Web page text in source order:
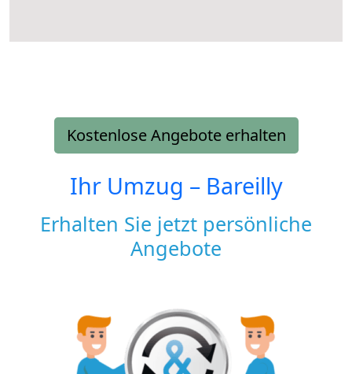
Kostenlose Angebote erhalten
Ihr Umzug – Bareilly
Erhalten Sie jetzt persönliche
Angebote